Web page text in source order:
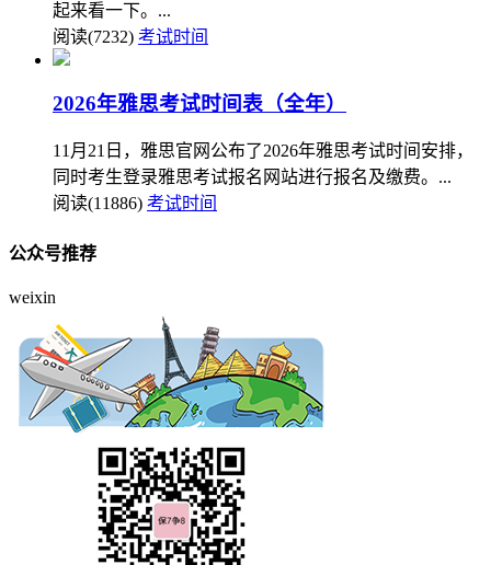
起来看一下。...
阅读(7232) 考试时间
2026年雅思考试时间表（全年）
11月21日，雅思官网公布了2026年雅思考试时间安排，
同时考生登录雅思考试报名网站进行报名及缴费。...
阅读(11886) 考试时间
公众号推荐
weixin